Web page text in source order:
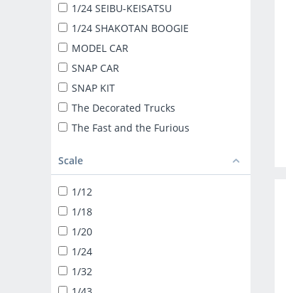
1/24 SEIBU-KEISATSU
1/24 SHAKOTAN BOOGIE
MODEL CAR
SNAP CAR
SNAP KIT
The Decorated Trucks
The Fast and the Furious
TUNED CAR
SNAP KIT
SUPER CAR
1/24 LIBERTY WALK
TUNED PARTS
BIKE
1/12 DIECAST MOTORCYCLE
Scale
1/12
1/18
1/20
1/24
1/32